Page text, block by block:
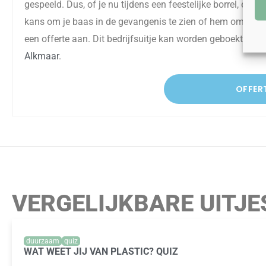
gespeeld. Dus, of je nu tijdens een feestelijke borrel, een
kans om je baas in de gevangenis te zien of hem om
een offerte aan. Dit bedrijfsuitje kan worden geboekt in
Alkmaar.
VERGELIJKBARE
duurzaam quiz
WAT WEET JIJ VAN PLASTIC? QUIZ